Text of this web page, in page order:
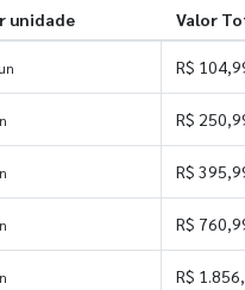
unidade Valor
R$
R$
R$
R$
R$